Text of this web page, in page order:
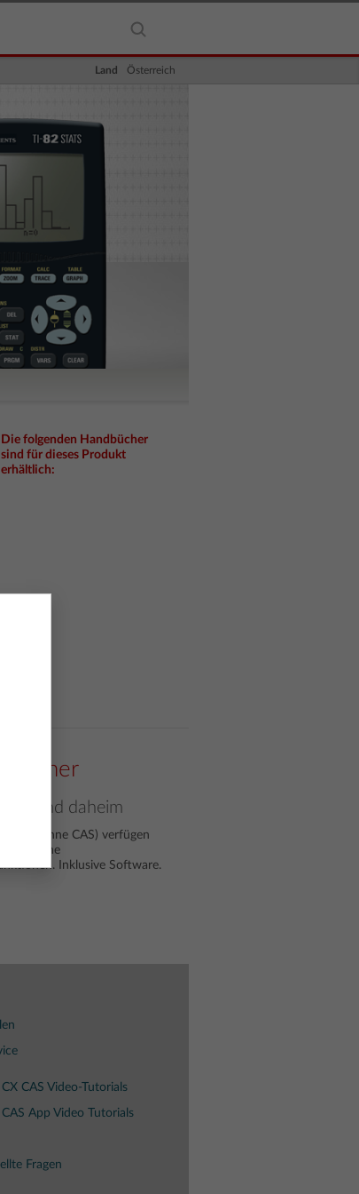
Land Österreich
Die folgenden Handbücher
sind für dieses Produkt
erhältlich:
und daheim
und ohne CAS) verfügen
Inklusive Software.
CAS Video-Tutorials
App Video Tutorials
Fragen